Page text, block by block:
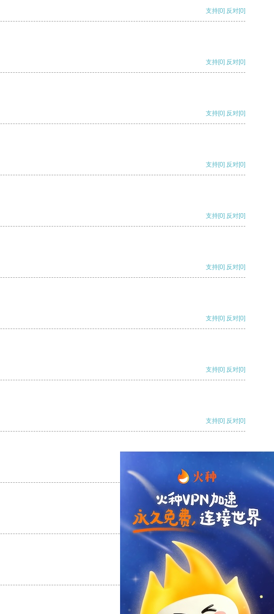
支持[0] 反对[0]
支持[0] 反对[0]
支持[0] 反对[0]
支持[0] 反对[0]
支持[0] 反对[0]
支持[0] 反对[0]
支持[0] 反对[0]
支持[0] 反对[0]
支持[0] 反对[0]
支持
支持[0] 反对[0]
支持[0] 反对[0]